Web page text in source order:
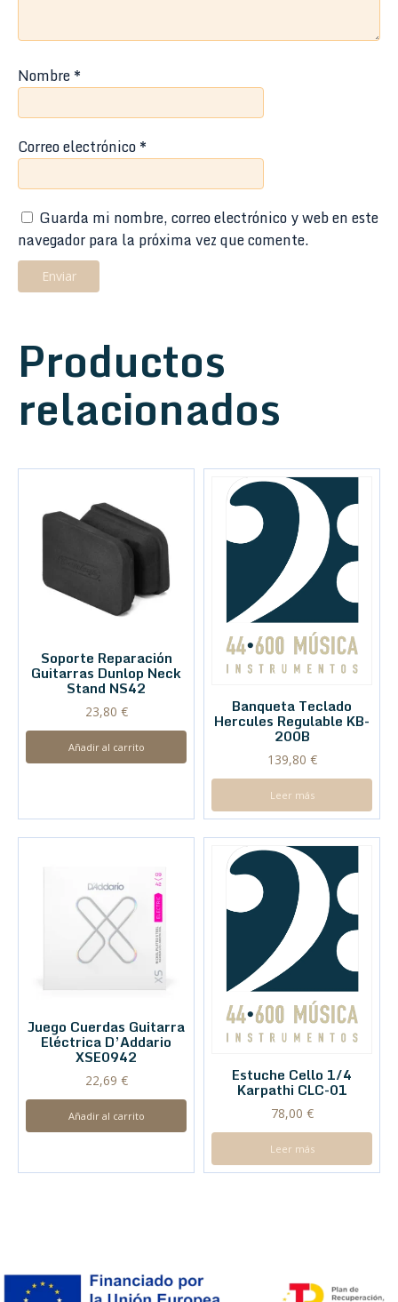
Nombre*
Correo electrónico*
Guarda mi nombre, correo electrónico y web en este
navegador para la próxima vez que comente.
Productos
relacionados
Soporte Reparación
Guitarras Dunlop Neck
Stand NS42
23,80 €
Añadir al carrito
Banqueta Teclado
Hercules Regulable KB-
200B
139,80 €
Leer más
Juego Cuerdas Guitarra
Eléctrica D’Addario
XSE0942
22,69 €
Añadir al carrito
Estuche Cello 1/4
Karpathi CLC-01
78,00 €
Leer más